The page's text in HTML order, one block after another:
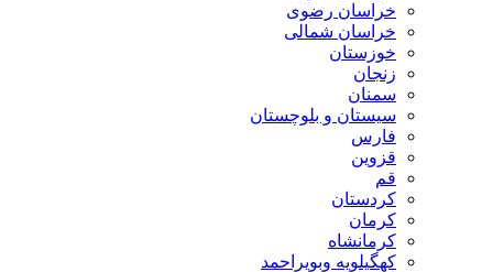
خراسان رضوی
خراسان شمالی
خوزستان
زنجان
سمنان
سیستان و بلوچستان
فارس
قزوین
قم
کردستان
کرمان
کرمانشاه
کهگیلویه وبویراحمد